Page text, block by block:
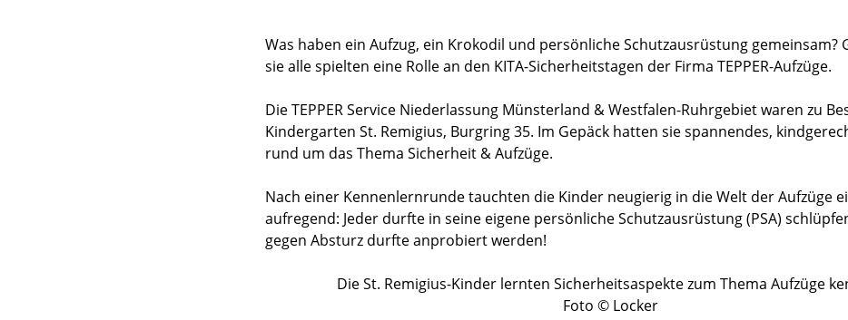
Was haben ein Aufzug, ein Krokodil und persönliche Schutzausrüstung gemeinsam?
sie alle spielten eine Rolle an den KITA-Sicherheitstagen der Firma TEPPER-Aufzüge.
Die TEPPER Service Niederlassung Münsterland & Westfalen-Ruhrgebiet waren zu
Kindergarten St. Remigius, Burgring 35. Im Gepäck hatten sie spannendes,
rund um das Thema Sicherheit & Aufzüge.
Nach einer Kennenlernrunde tauchten die Kinder neugierig in die Welt der Aufzüge
aufregend: Jeder durfte in seine eigene persönliche Schutzausrüstung (PSA)
gegen Absturz durfte anprobiert werden!
Die St. Remigius-Kinder lernten Sicherheitsaspekte zum Thema Aufzüge
Foto © Locker